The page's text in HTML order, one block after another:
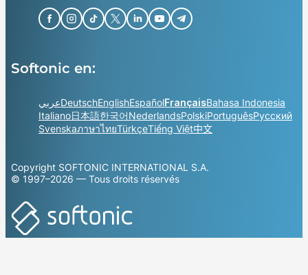
Softonic en:
عربيDeutschEnglishEspañolFrançaisBahasa Indonesia
Italiano日本語한국어NederlandsPolskiPortuguêsРусский
SvenskaภาษาไทยTürkçeTiếng Việt中文
Copyright SOFTONIC INTERNATIONAL S.A.
© 1997–2026 — Tous droits réservés